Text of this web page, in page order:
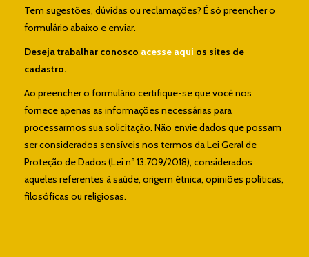
Tem sugestões, dúvidas ou reclamações? É só preencher o
formulário abaixo e enviar.
Deseja trabalhar conosco acesse aqui os sites de
cadastro.
Ao preencher o formulário certifique-se que você nos
fornece apenas as informações necessárias para
processarmos sua solicitação. Não envie dados que possam
ser considerados sensíveis nos termos da Lei Geral de
Proteção de Dados (Lei nº 13.709/2018), considerados
aqueles referentes à saúde, origem étnica, opiniões políticas,
filosóficas ou religiosas.